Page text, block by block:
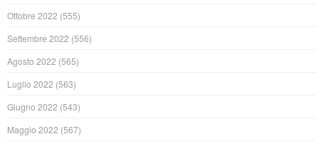
Ottobre 2022 (555)
Settembre 2022 (556)
Agosto 2022 (565)
Luglio 2022 (563)
Giugno 2022 (543)
Maggio 2022 (567)